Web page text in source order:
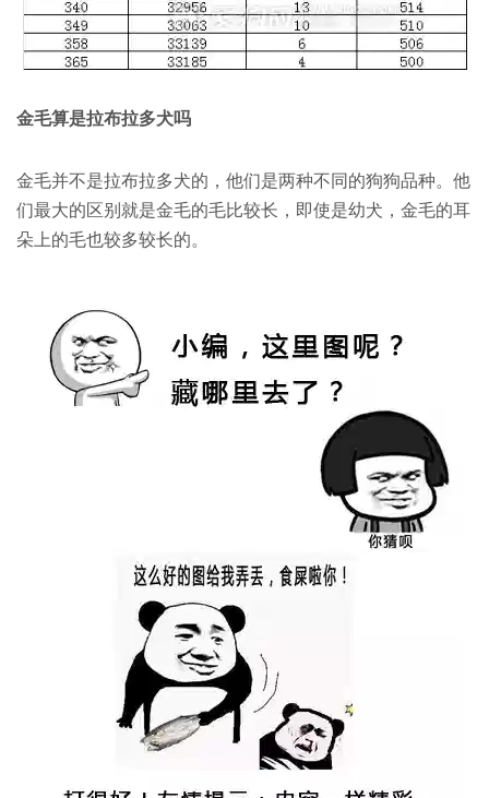
金毛算是拉布拉多犬吗
金毛并不是拉布拉多犬的，他们是两种不同的狗狗品种。他
们最大的区别就是金毛的毛比较长，即使是幼犬，金毛的耳
朵上的毛也较多较长的。